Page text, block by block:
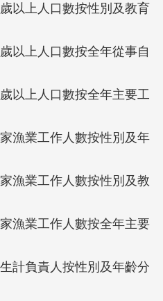
以上人口數按性別及教育
以上人口數按全年從事自
以上人口數按全年主要工
漁業工作人數按性別及年
漁業工作人數按性別及教
漁業工作人數按全年主要
計負責人按性別及年齡分